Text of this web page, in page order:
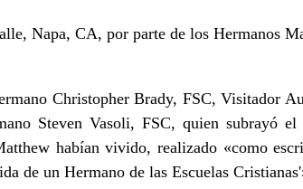
Napa, CA, por parte de los Hermanos
Christopher Brady, FSC, Visitador
Steven Vasoli, FSC, quien subrayó el
habían vivido, realizado «como
de un Hermano de las Escuelas